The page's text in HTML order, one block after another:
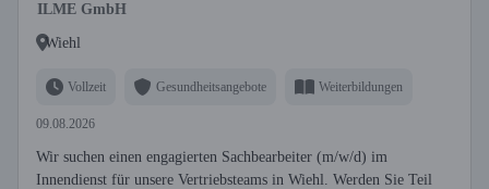
ILME GmbH
Wiehl
Vollzeit Gesundheitsangebote Weiterbildungen
09.08.2026
Wir suchen einen engagierten Sachbearbeiter (m/w/d) im
Innendienst für unsere Vertriebsteams in Wiehl. Werden Sie Teil